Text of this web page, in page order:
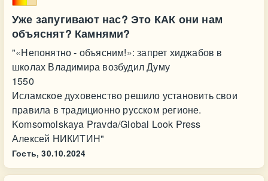
Уже запугивают нас? Это КАК они нам
объяснят? Камнями?
"«Непонятно - объясним!»: запрет хиджабов в
школах Владимира возбудил Думу
1550
Исламское духовенство решило установить свои
правила в традиционно русском регионе.
Komsomolskaya Pravda/Global Look Press
Алексей НИКИТИН"
Гость, 30.10.2024